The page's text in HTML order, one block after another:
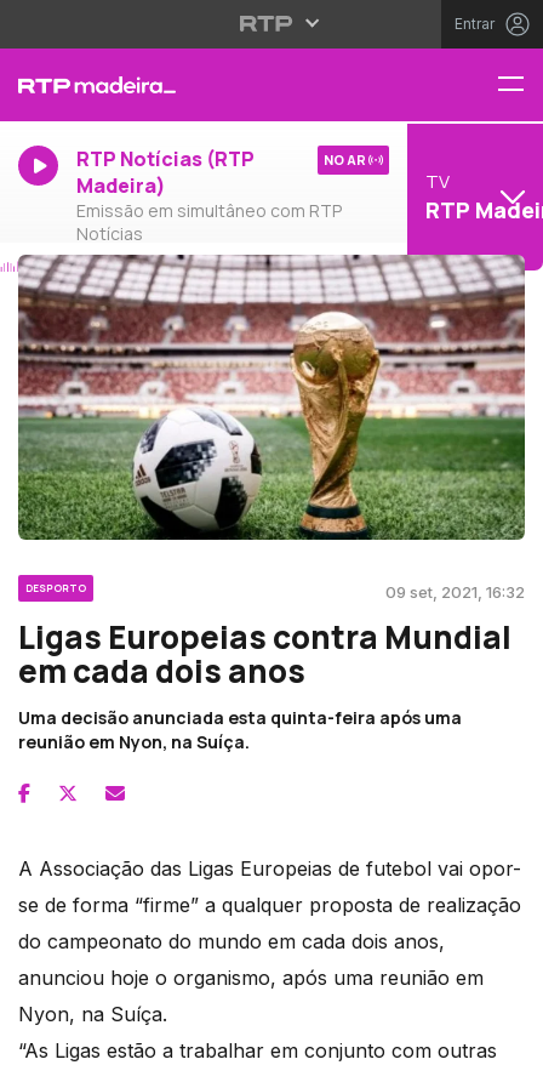
Entrar
RTP Notícias (RTP
Madeira)
Emissão em simultâneo com RTP
Notícias
NO AR
TV
RTP
DESPORTO 09 set, 2021, 16:32
Ligas Europeias contra Mundial
em cada dois anos
Uma decisão anunciada esta quinta-feira após uma
reunião em Nyon, na Suíça.
A Associação das Ligas Europeias de futebol vai opor-
se de forma “firme” a qualquer proposta de realização
do campeonato do mundo em cada dois anos,
anunciou hoje o organismo, após uma reunião em
Nyon, na Suíça.
“As Ligas estão a trabalhar em conjunto com outras